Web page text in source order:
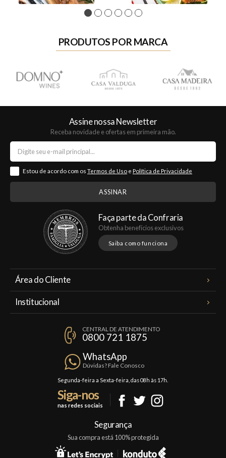
1 2 3 4 5 6
PRODUTOS POR MARCA
Assine nossa Newsletter
Receba novidade e ofertas em primeira mão.
Estou de acordo com os Termos de Uso e Política de Privacidade
Faça parte da Confraria
Obtenha benefícios exclusivos
Saiba como funciona
Área do Cliente
Institucional
Política de Privacidade
Trocas e Devoluções
Formas de Pagamento
CENTRAL DE ATENDIMENTO
0800 721 1875
WhatsApp
Dúvidas? Fale Conosco
Segunda-feira a Sexta-feira, das 08h às 17h.
Siga-nos
nas redes sociais
Segurança
Sua compra está 100% protegida